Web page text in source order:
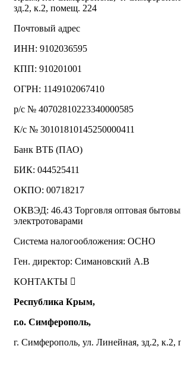
зд.2, к.2, помещ. 224
Почтовый адрес
ИНН: 9102036595
КПП: 910201001
ОГРН: 1149102067410
р/с № 40702810223340000585
К/с № 30101810145250000411
Банк ВТБ (ПАО)
БИК: 044525411
ОКПО: 00718217
ОКВЭД: 46.43 Торговля оптовая
электротоварами
Система налогообложения: ОСНО
Ген. директор: Симановский А.В
КОНТАКТЫ
Республика Крым,
г.о. Симферополь,
г. Симферополь, ул. Линейная, зд.2, к.2,